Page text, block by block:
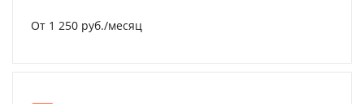
От 1 250 руб./месяц